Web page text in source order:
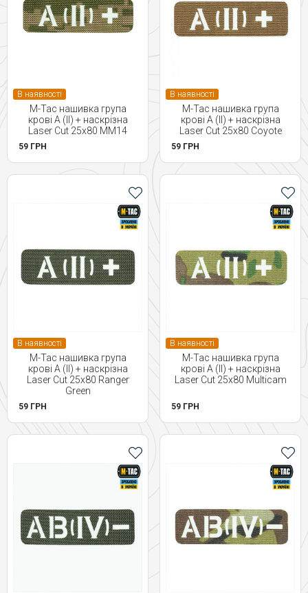
В наявності
M-Tac нашивка група
крові A (II) + наскрізна
Laser Cut 25х80 MM14
59 ГРН
В наявності
M-Tac нашивка група
крові A (II) + наскрізна
Laser Cut 25х80 Coyote
59 ГРН
В наявності
M-Tac нашивка група
крові A (II) + наскрізна
Laser Cut 25х80 Ranger
Green
59 ГРН
В наявності
M-Tac нашивка група
крові A (II) + наскрізна
Laser Cut 25х80 Multicam
59 ГРН